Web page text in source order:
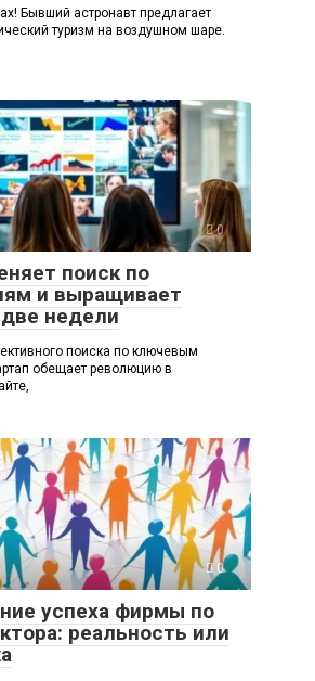
Бывший астронавт предлагает
туризм на воздушном шаре.
0
поиск по
и выращивает
недели
поиска по ключевым
обещает революцию в
0
успеха фирмы по
реальность или